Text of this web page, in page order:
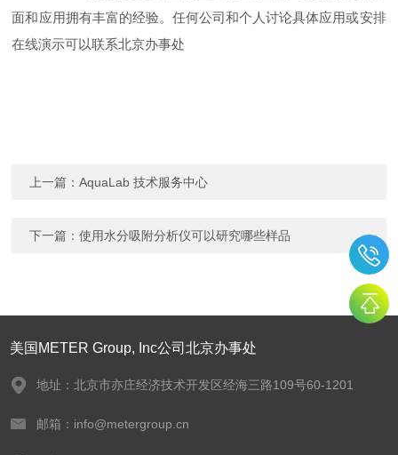
面和应用拥有丰富的经验。任何公司和个人讨论具体应用或安排
在线演示可以联系北京办事处
上一篇：AquaLab 技术服务中心
下一篇：使用水分吸附分析仪可以研究哪些样品
美国METER Group, Inc公司北京办事处
地址：北京市亦庄经济技术开发区经海三路109号60-1201
邮箱：info@metergroup.cn